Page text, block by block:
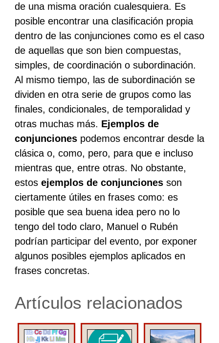
de una misma oración cualesquiera. Es
posible encontrar una clasificación propia
dentro de las conjunciones como es el caso
de aquellas que son bien compuestas,
simples, de coordinación o subordinación.
Al mismo tiempo, las de subordinación se
dividen en otra serie de grupos como las
finales, condicionales, de temporalidad y
otras muchas más. Ejemplos de
conjunciones podemos encontrar desde la
clásica o, como, pero, para que e incluso
mientras que, entre otras. No obstante,
estos ejemplos de conjunciones son
ciertamente útiles en frases como: es
posible que sea buena idea pero no lo
tengo del todo claro, Manuel o Rubén
podrían participar del evento, por exponer
algunos posibles ejemplos aplicados en
frases concretas.
Artículos relacionados